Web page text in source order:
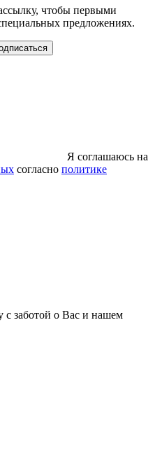
чтобы первыми
предложениях.
Я соглашаюсь на
согласно политике
с заботой о Вас и нашем